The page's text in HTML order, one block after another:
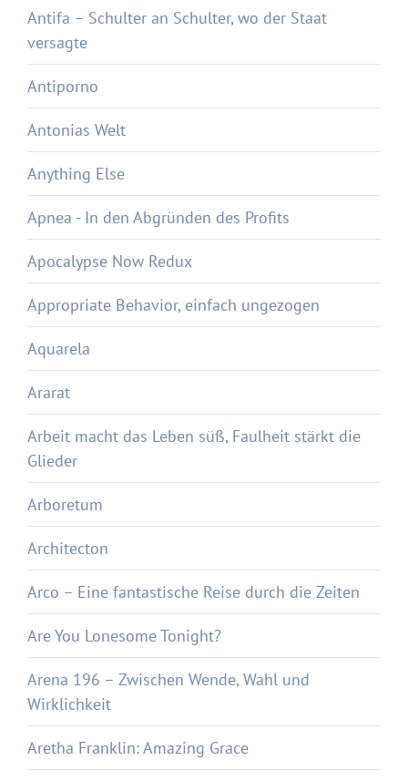
Antifa – Schulter an Schulter, wo der Staat
versagte
Antiporno
Antonias Welt
Anything Else
Apnea - In den Abgründen des Profits
Apocalypse Now Redux
Appropriate Behavior, einfach ungezogen
Aquarela
Ararat
Arbeit macht das Leben süß, Faulheit stärkt die
Glieder
Arboretum
Architecton
Arco – Eine fantastische Reise durch die Zeiten
Are You Lonesome Tonight?
Arena 196 – Zwischen Wende, Wahl und
Wirklichkeit
Aretha Franklin: Amazing Grace